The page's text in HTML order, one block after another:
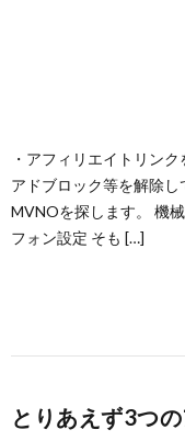
・アフィリエイトリン
アドブロック等を解除
MVNOを探します。 機
フォン設定 そも […]
とりあえず3つ